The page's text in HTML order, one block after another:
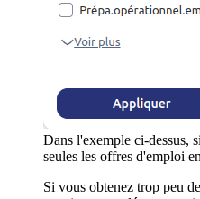
Dans l'exemple ci-dessus,
seules les offres d'emploi
Si vous obtenez trop peu